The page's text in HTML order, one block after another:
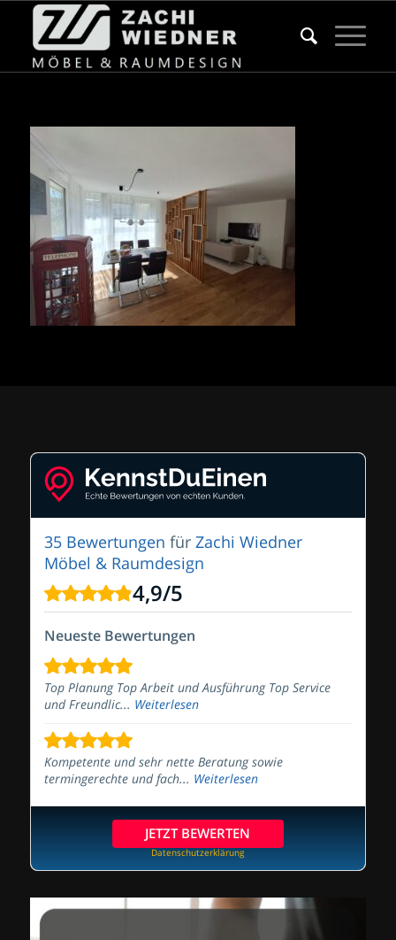
35 Bewertungen für Zachi Wiedner
Möbel & Raumdesign
4,9/5
Neueste Bewertungen
Top Planung Top Arbeit und Ausführung Top Service
und Freundlic... Weiterlesen
Kompetente und sehr nette Beratung sowie
termingerechte und fach... Weiterlesen
JETZT BEWERTEN
Datenschutzerklärung